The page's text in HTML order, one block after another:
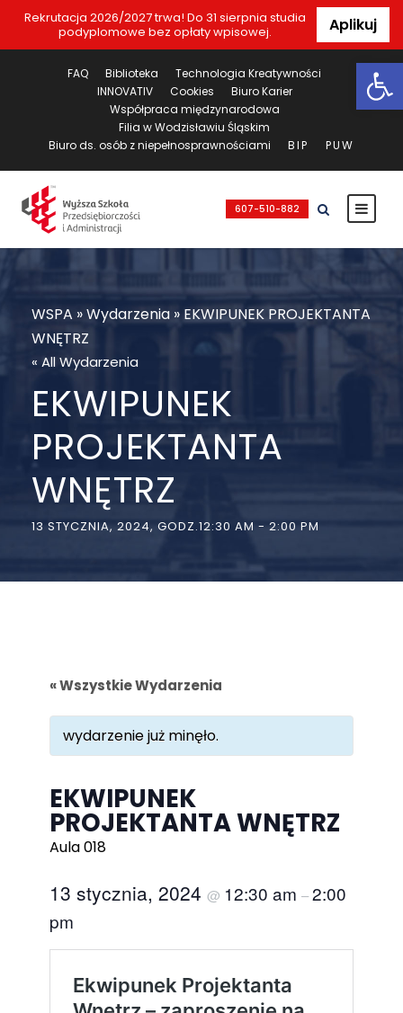
Rekrutacja 2026/2027 trwa! Do 31 sierpnia studia
podyplomowe bez opłaty wpisowej.
Aplikuj
FAQ Biblioteka
Technologia Kreatywności
INNOVATIV
Cookies
Biuro Karier
Współpraca międzynarodowa
Filia w Wodzisławiu Śląskim
Biuro ds. osób z niepełnosprawnościami
BIP PUW
607-510-882
WSPA »Wydarzenia » EKWIPUNEK PROJEKTANTA
WNĘTRZ
« All Wydarzenia
EKWIPUNEK
PROJEKTANTA
WNĘTRZ
13 STYCZNIA, 2024, GODZ.12:30 AM - 2:00 PM
« Wszystkie Wydarzenia
wydarzenie już minęło.
EKWIPUNEK
PROJEKTANTA WNĘTRZ
Aula 018
13 stycznia, 2024 @ 12:30 am –2:00
pm